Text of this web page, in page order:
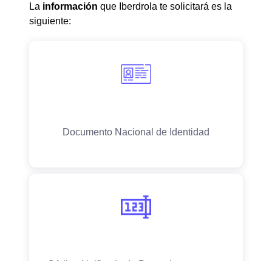
La información que Iberdrola te solicitará es la
siguiente: